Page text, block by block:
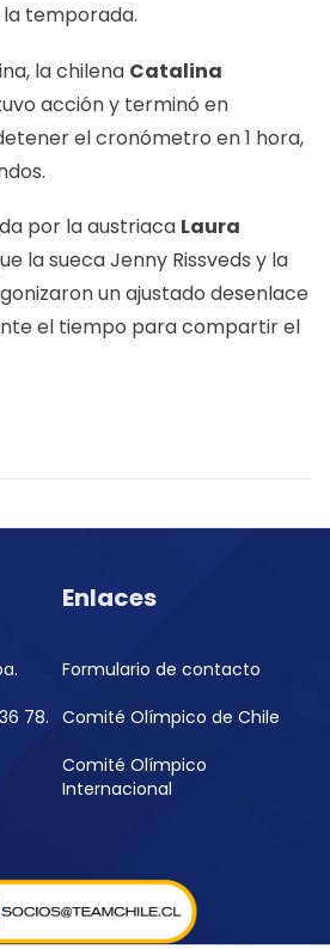
temporada.
la chilena Catalina
acción y terminó en
el cronómetro en 1 hora,
por la austriaca Laura
la sueca Jenny Rissveds y la
un ajustado desenlace
el tiempo para compartir el
78.
Enlaces
Formulario de contacto
Comité Olímpico de Chile
Comité Olímpico
Internacional